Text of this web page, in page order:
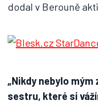
dodal v Berouně
„Nikdy nebylo
sestru, které si